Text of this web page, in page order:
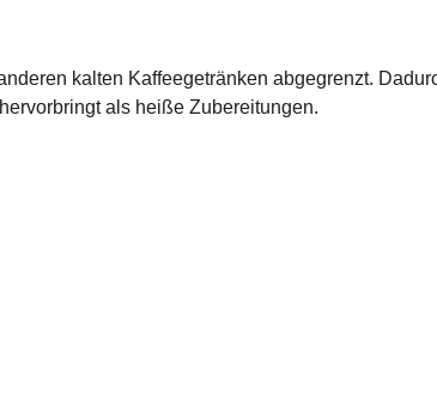
kalten Kaffeegetränken abgegrenzt.
als heiße Zubereitungen.